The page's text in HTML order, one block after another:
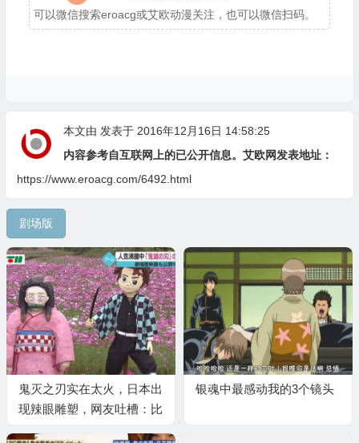
可以微信搜索eroacg或艾欧动漫关注，也可以微信扫码。
本文由 发表于 2016年12月16日 14:58:25
内容参考自互联网上的已公开信息。艾欧网发表地址：
https://www.eroacg.com/6492.html
剧场版
鬼灭之刃实在太火，日本出
现辣眼雕塑，网友吐槽：比
银魂中最感动我的3个镜头